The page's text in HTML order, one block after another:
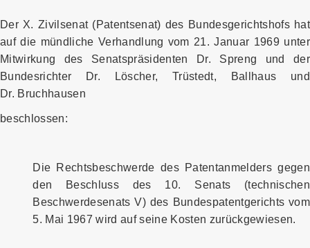
Der X. Zivilsenat (Patentsenat) des Bundesgerichtshofs hat
auf die mündliche Verhandlung vom 21. Januar 1969 unter
Mitwirkung des Senatspräsidenten Dr. Spreng und der
Bundesrichter Dr. Löscher, Trüstedt, Ballhaus und
Dr. Bruchhausen
beschlossen:
Die Rechtsbeschwerde des Patentanmelders gegen
den Beschluss des 10. Senats (technischen
Beschwerdesenats V) des Bundespatentgerichts vom
5. Mai 1967 wird auf seine Kosten zurückgewiesen.